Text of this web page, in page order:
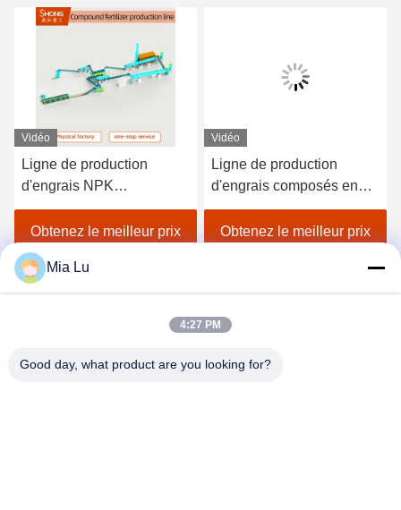
Vidéo
Ligne de production
d'engrais NPK
personnalisable
380V/50Hz avec taille de
granule de 3 à 8 mm et
granulateur à tambour
rotatif
Obtenez le meilleur prix
Vidéo
Ligne de production
d'engrais composés en
acier au carbone avec une
capacité de 5-6 tonnes par
Obtenez le meilleur prix
Mia Lu
4:27 PM
Good day, what product are you looking for?